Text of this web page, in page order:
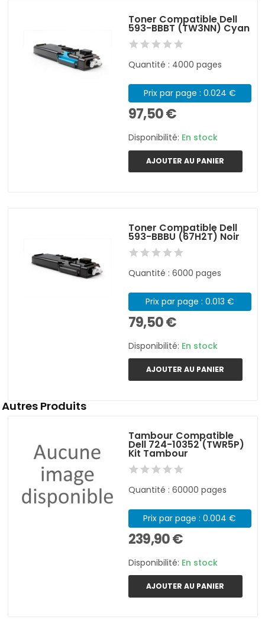
Toner Compatible Dell
593-BBBT (TW3NN) Cyan
Quantité : 4000 pages
Prix par page : 0.024 €
97,50 €
Disponibilité: En stock
AJOUTER AU PANIER
Toner Compatible Dell
593-BBBU (67H2T) Noir
Quantité : 6000 pages
Prix par page : 0.013 €
79,50 €
Disponibilité: En stock
AJOUTER AU PANIER
Autres Produits
Tambour Compatible
Dell 724-10352 (TWR5P)
Kit Tambour
Quantité : 60000 pages
Prix par page : 0.004 €
239,90 €
Disponibilité: En stock
AJOUTER AU PANIER